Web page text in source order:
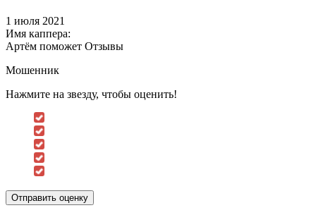
1 июля 2021
Имя каппера:
Артём поможет Отзывы
Мошенник
Нажмите на звезду, чтобы оценить!
Отправить оценку